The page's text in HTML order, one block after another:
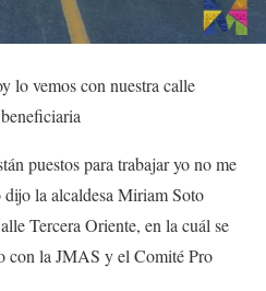
lo vemos con nuestra calle
puestos para trabajar yo no me
dijo la alcaldesa Miriam Soto
Tercera Oriente, en la cuál se
con la JMAS y el Comité Pro